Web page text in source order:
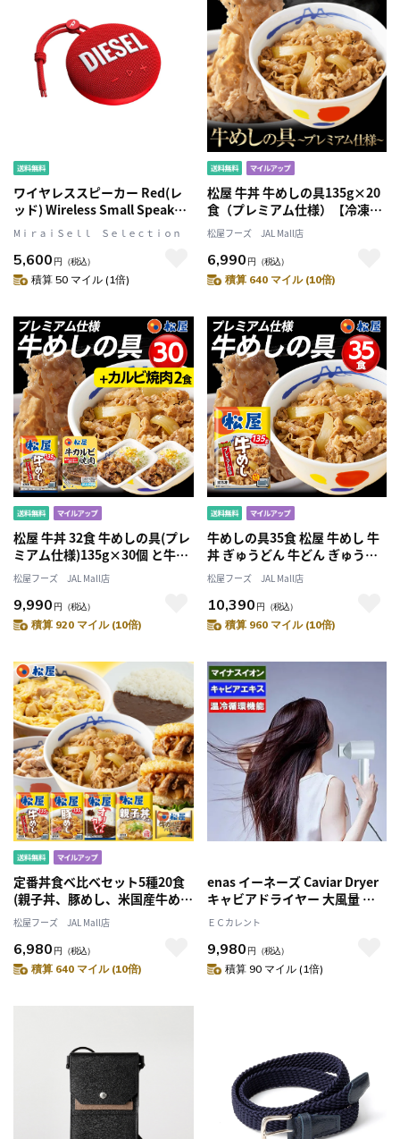
ワイヤレススピーカー Red(レ
ッド) Wireless Small Speaker
CONNECT_D [コネクト・ディ
MⅰｒａｉＳｅｌｌ Ｓｅｌｅｃｔｉｏｎ
5,600 円 （税込）
積算 50 マイル (1倍)
松屋 牛丼 牛めしの具135g×20
食（プレミアム仕様）【冷凍】
松屋 ぎゅうどん 牛どんの具
松屋フーズ JAL Mall店
6,990 円 （税込）
積算 640 マイル (10倍)
松屋 牛丼 32食 牛めしの具(プレ
ミアム仕様)135g×30個 と牛カ
ルビ焼肉2個 牛丼【冷凍】
松屋フーズ JAL Mall店
9,990 円 （税込）
積算 920 マイル (10倍)
牛めしの具35食 松屋 牛めし 牛
丼 ぎゅうどん 牛どん ぎゅうめ
し セット 送料無料 時短 手軽 お
取り寄せ グルメ おつまみ 単身
赴任 冷凍食品 冷凍 おかず 冷食
お惣菜 肉 業務用 惣菜 お弁当 絶
松屋フーズ JAL Mall店
10,390 円 （税込）
積算 960 マイル (10倍)
定番丼食べ比べセット5種20食
(親子丼、豚めし、米国産牛めし
の具、ｵﾘｼﾞﾅﾙｶﾚｰ、牛カルビﾊﾞｰ
ｶﾞｰ各4食)
松屋フーズ JAL Mall店
6,980 円 （税込）
積算 640 マイル (10倍)
enas イーネーズ Caviar Dryer
キャビアドライヤー 大風量 速
乾 冷温循環 マイナスイオン
ＥＣカレント
9,980 円 （税込）
積算 90 マイル (1倍)